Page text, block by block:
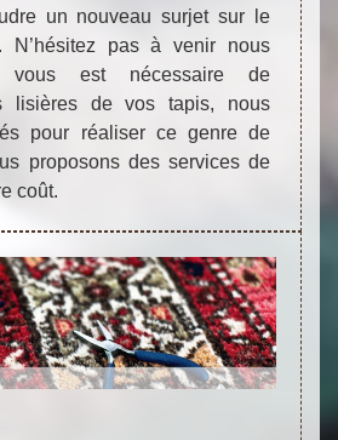
un nouveau surjet sur le
N’hésitez pas à venir nous
vous est nécessaire de
lisières de vos tapis, nous
pour réaliser ce genre de
proposons des services de
coût.